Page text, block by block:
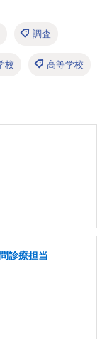
調査
校 高等学校
診療担当